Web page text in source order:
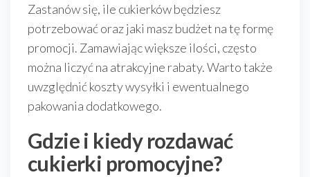
Zastanów się, ile cukierków będziesz
potrzebować oraz jaki masz budżet na tę formę
promocji. Zamawiając większe ilości, często
można liczyć na atrakcyjne rabaty. Warto także
uwzględnić koszty wysyłki i ewentualnego
pakowania dodatkowego.
Gdzie i kiedy rozdawać
cukierki promocyjne?